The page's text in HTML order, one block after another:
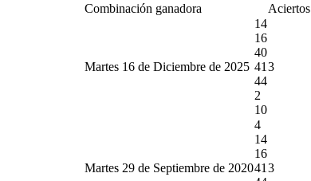
Combinación ganadora Aciertos
Martes 16 de Diciembre de 2025
14
16
40
41
44
2
10
3
Martes 29 de Septiembre de 2020
4
14
16
41 3